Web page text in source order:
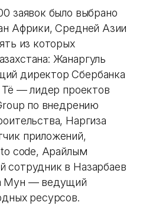
заявок было выбрано
Африки, Средней Азии
из которых
Жанаргуль
директор Сбербанка
Тё — лидер проектов
по внедрению
Наргиза
приложений,
to code, Арайлым
сотрудник в Назарбаев
Мун — ведущий
ресурсов.